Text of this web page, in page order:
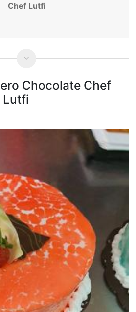
Chef Lutfi
Chocolate Chef
Lutfi